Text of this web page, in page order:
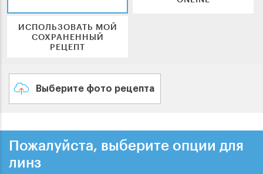
ИСПОЛЬЗОВАТЬ МОЙ
СОХРАНЕННЫЙ
РЕЦЕПТ
Выберите фото рецепта
Пожалуйста, выберите опции для
линз